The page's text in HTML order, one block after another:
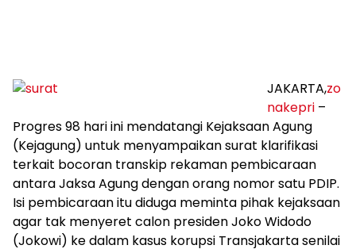
JAKARTA,zo
nakepri –
Progres 98 hari ini mendatangi Kejaksaan Agung
(Kejagung) untuk menyampaikan surat klarifikasi
terkait bocoran transkip rekaman pembicaraan
antara Jaksa Agung dengan orang nomor satu PDIP.
Isi pembicaraan itu diduga meminta pihak kejaksaan
agar tak menyeret calon presiden Joko Widodo
(Jokowi) ke dalam kasus korupsi Transjakarta senilai